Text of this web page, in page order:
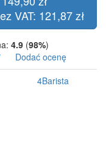
VAT: 121,87 zł
4.9 (98%)
Dodać ocenę
4Barista